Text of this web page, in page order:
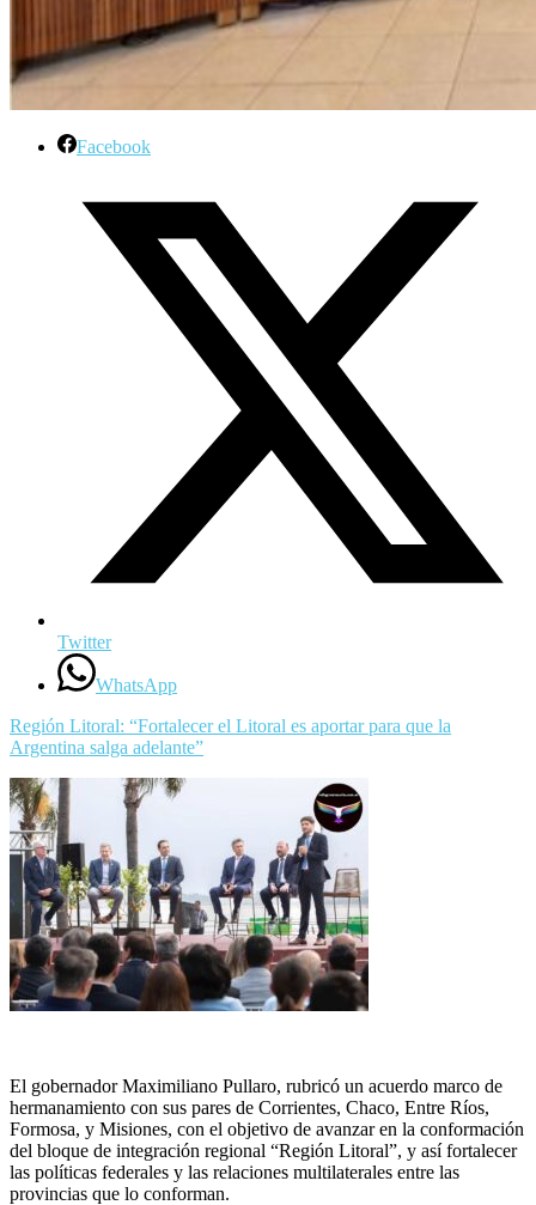
Facebook
Twitter
WhatsApp
Región Litoral: “Fortalecer el Litoral es aportar para que la
Argentina salga adelante”
El gobernador Maximiliano Pullaro, rubricó un acuerdo marco de
hermanamiento con sus pares de Corrientes, Chaco, Entre Ríos,
Formosa, y Misiones, con el objetivo de avanzar en la conformación
del bloque de integración regional “Región Litoral”, y así fortalecer
las políticas federales y las relaciones multilaterales entre las
provincias que lo conforman.